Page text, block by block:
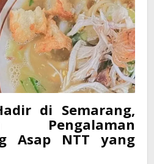
di Semarang,
Pengalaman
Asap NTT yang